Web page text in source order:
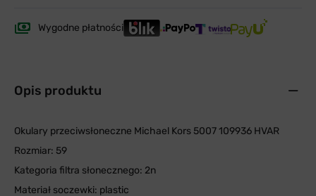
Wygodne płatności
Opis produktu
Okulary przeciwsłoneczne Michael Kors 5007 109936 HVAR
Rozmiar: 59
Kategoria filtra słonecznego: 2n
Materiał soczewki: plastic